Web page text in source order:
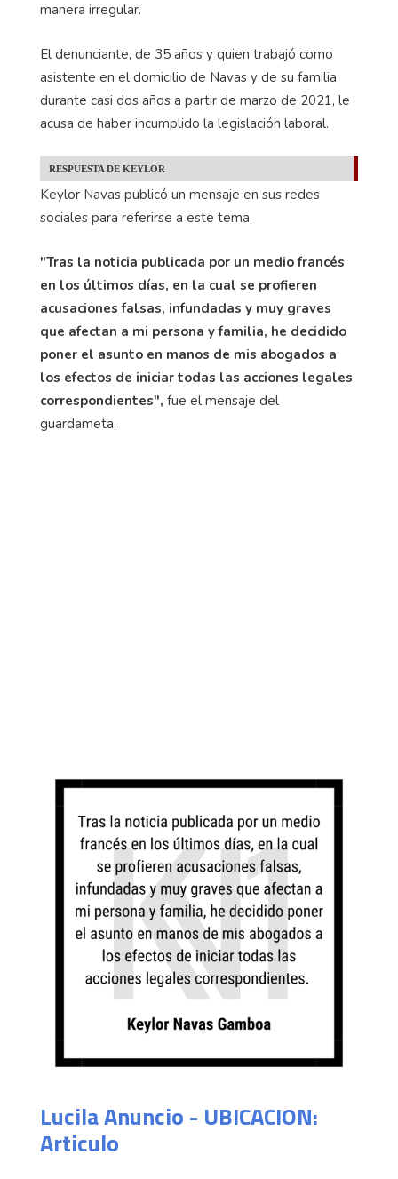
manera irregular.
El denunciante, de 35 años y quien trabajó como
asistente en el domicilio de Navas y de su familia
durante casi dos años a partir de marzo de 2021, le
acusa de haber incumplido la legislación laboral.
RESPUESTA DE KEYLOR
Keylor Navas publicó un mensaje en sus redes
sociales para referirse a este tema.
"Tras la noticia publicada por un medio francés
en los últimos días, en la cual se profieren
acusaciones falsas, infundadas y muy graves
que afectan a mi persona y familia, he decidido
poner el asunto en manos de mis abogados a
los efectos de iniciar todas las acciones legales
correspondientes", fue el mensaje del
guardameta.
Lucila Anuncio - UBICACION:
Articulo